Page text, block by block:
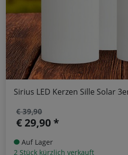
Sirius LED Kerzen Sille Solar
€ 39,90
€ 29,90 *
Auf Lager
2 Stück kürzlich verkauft